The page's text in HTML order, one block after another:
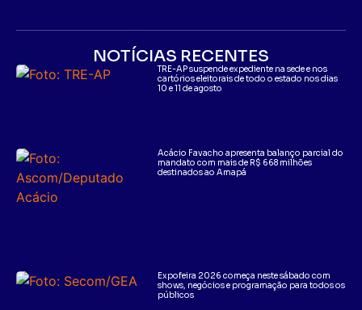
NOTÍCIAS RECENTES
TRE-AP suspende expediente na sede e nos
cartórios eleitorais de todo o estado nos dias
10 e 11 de agosto
Acácio Favacho apresenta balanço parcial do
mandato com mais de R$ 668 milhões
destinados ao Amapá
Expofeira 2026 começa neste sábado com
shows, negócios e programação para todos os
públicos